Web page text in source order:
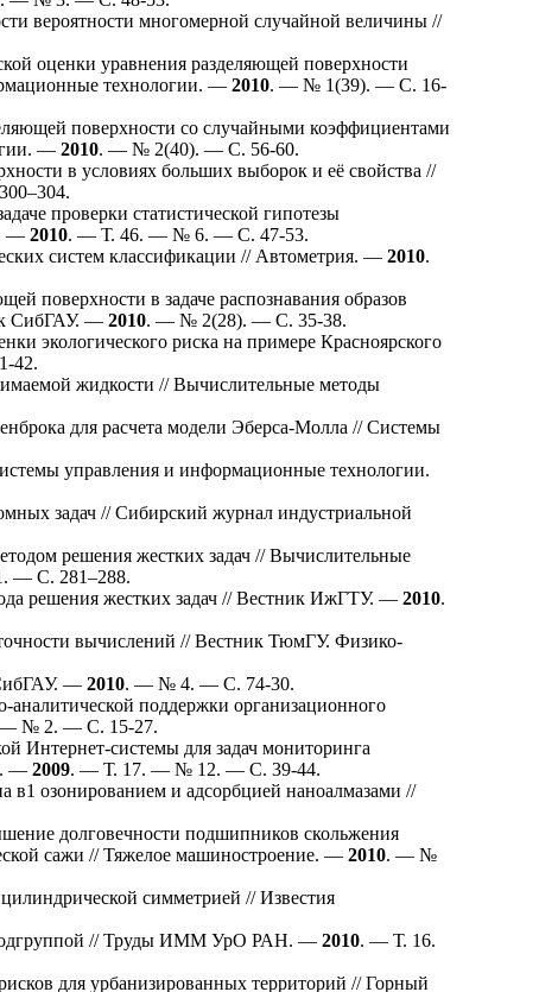
вероятности многомерной случайной величины //
оценки уравнения разделяющей поверхности
технологии. — 2010. — № 1(39). — С. 16-
поверхности со случайными коэффициентами
— 2010. — № 2(40). — С. 56-60.
в условиях больших выборок и её свойства //
00–304.
проверки статистической гипотезы
— 2010. — Т. 46. — № 6. — С. 47-53.
систем классификации // Автометрия. — 2010.
поверхности в задаче распознавания образов
СибГАУ. — 2010. — № 2(28). — С. 35-38.
экологического риска на примере Красноярского
42.
жидкости // Вычислительные методы
для расчета модели Эберса-Молла // Системы
управления и информационные технологии.
задач // Сибирский журнал индустриальной
решения жестких задач // Вычислительные
— С. 281–288.
решения жестких задач // Вестник ИжГТУ. — 2010.
вычислений // Вестник ТюмГУ. Физико-
— 2010. — № 4. — С. 74-30.
поддержки организационного
№ 2. — С. 15-27.
Интернет-системы для задач мониторинга
— 2009. — Т. 17. — № 12. — С. 39-44.
в1 озонированием и адсорбцией наноалмазами //
долговечности подшипников скольжения
сажи // Тяжелое машиностроение. — 2010. — №
симметрией // Известия
подгруппой // Труды ИММ УрО РАН. — 2010. — Т. 16.
для урбанизированных территорий // Горный